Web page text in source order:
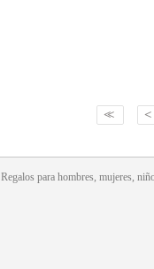
<< <
Regalos para hombres, mujeres,